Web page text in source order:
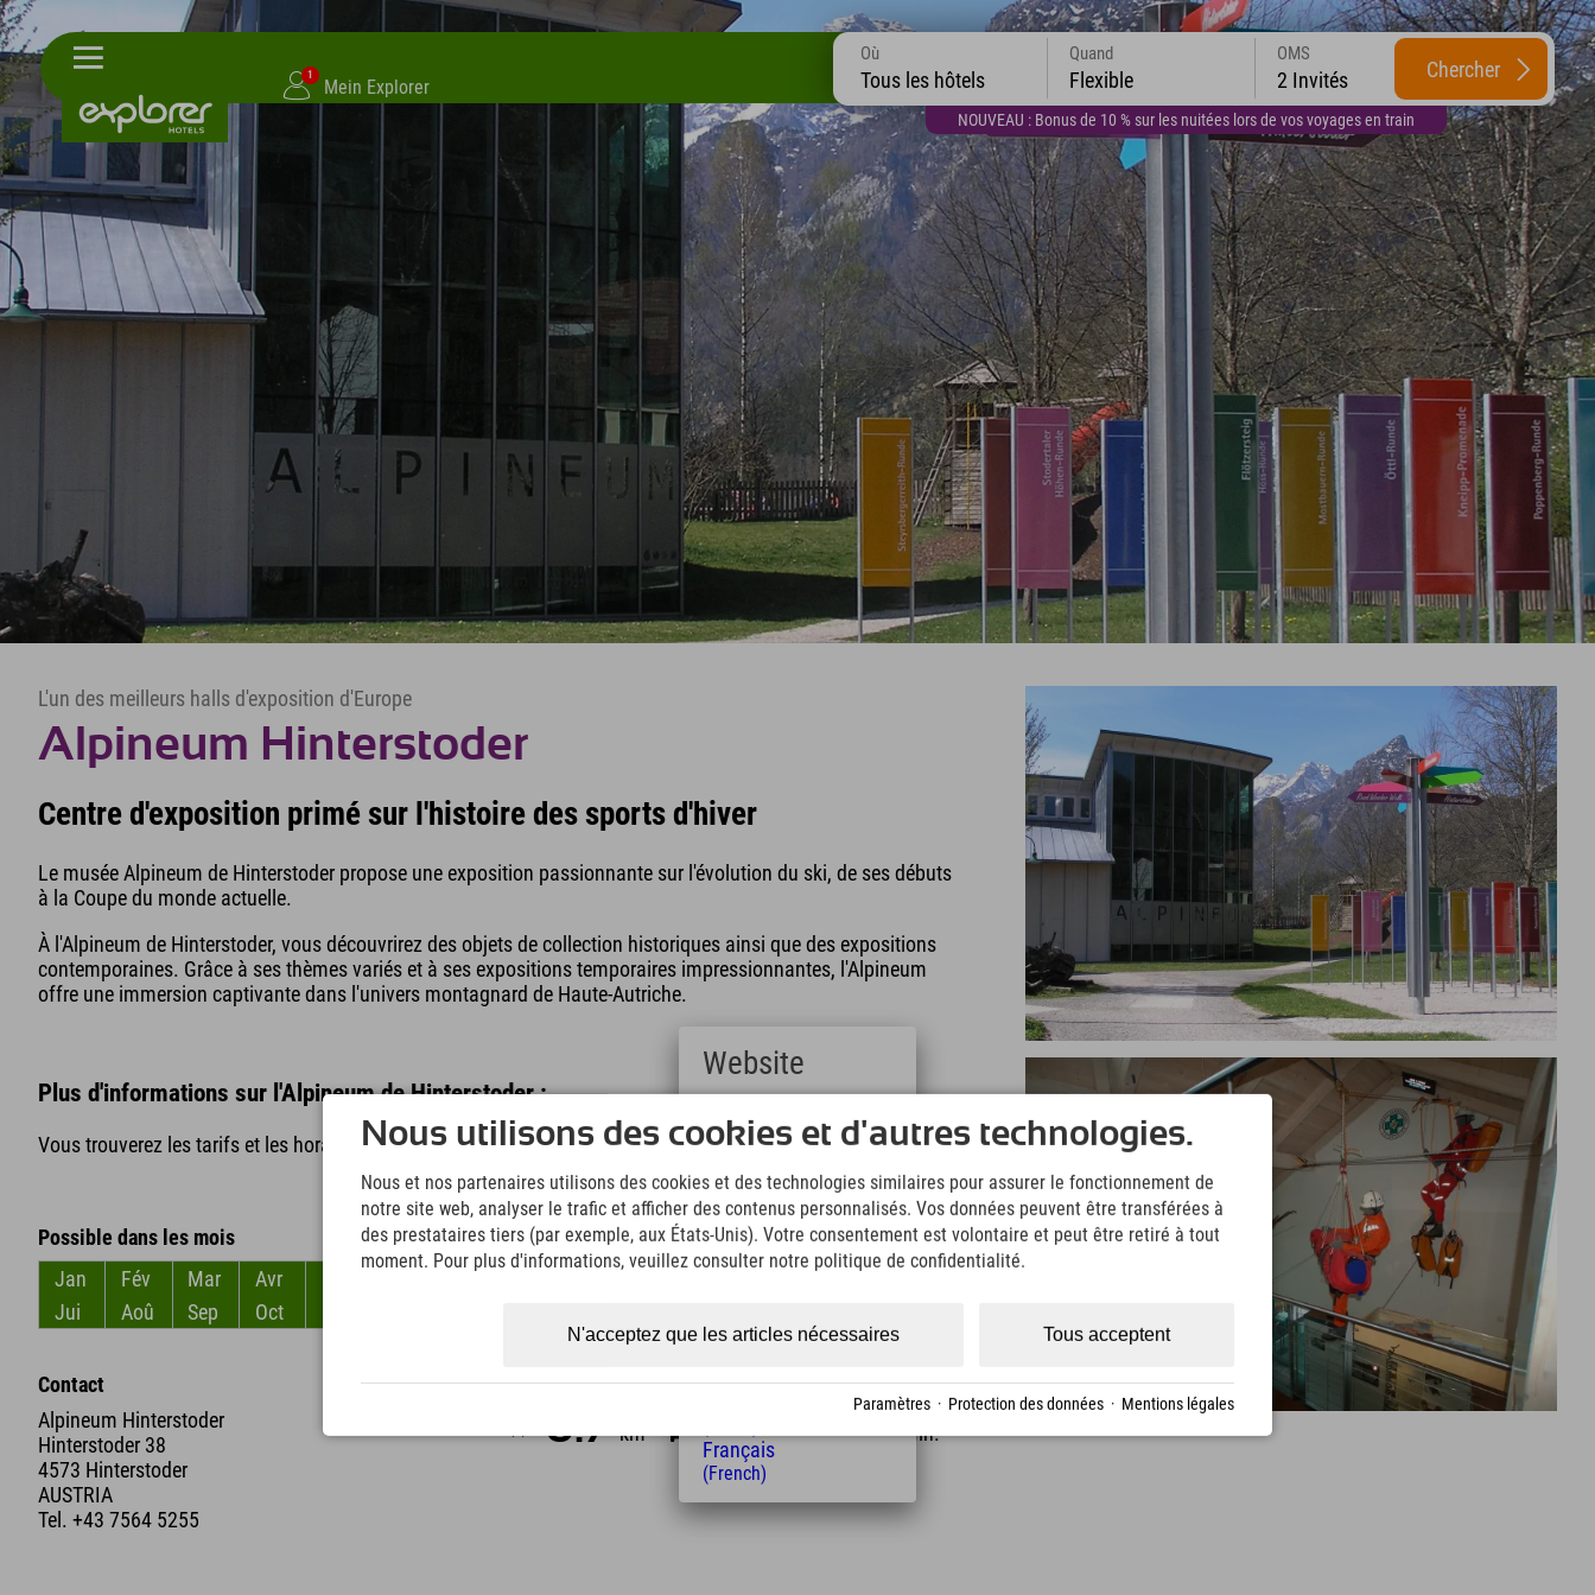
1
Mein Explorer
NOUVEAU : Bonus de 10 % sur les nuitées lors de vos voyages en train
Où
Tous les hôtels
Quand
Flexible
OMS
2 Invités Chercher
L'un des meilleurs halls d'exposition d'Europe
Alpineum Hinterstoder
Centre d'exposition primé sur l'histoire des sports d'hiver
Le musée Alpineum de Hinterstoder propose une exposition passionnante sur l'évolution du ski, de ses débuts
à la Coupe du monde actuelle.
À l'Alpineum de Hinterstoder, vous découvrirez des objets de collection historiques ainsi que des expositions
contemporaines. Grâce à ses thèmes variés et à ses expositions temporaires impressionnantes, l'Alpineum
offre une immersion captivante dans l'univers montagnard de Haute-Autriche.
Plus d'informations sur l'Alpineum de Hinterstoder :
Vous trouverez les tarifs et les horaires d'ouvertureici!
Possible dans les mois
Jan
Fév Mar Avr
Jui
Aoû Sep Oct
Contact
Alpineum Hinterstoder
Hinterstoder 38
4573 Hinterstoder
AUSTRIA
Tel. +43 7564 5255
Distance de l'hôtel
0.7 km 2 Min. 10 Min.
Nous utilisons des cookies et d'autres technologies.
Nous et nos partenaires utilisons des cookies et des technologies similaires pour assurer le fonctionnement de
notre site web, analyser le trafic et afficher des contenus personnalisés. Vos données peuvent être transférées à
des prestataires tiers (par exemple, aux États-Unis). Votre consentement est volontaire et peut être retiré à tout
moment. Pour plus d'informations, veuillez consulter notre politique de confidentialité.
Tous acceptent
N'acceptez que les articles nécessaires
Paramètres · Protection des données · Mentions légales
Website
Deutsch
(German)
(English)
Italiano
(Italian)
Čeština
(Polish)
(Hungarian)
Français
(French)